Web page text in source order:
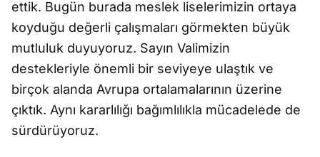
ettik. Bugün burada meslek liselerimizin ortaya
koyduğu değerli çalışmaları görmekten büyük
mutluluk duyuyoruz. Sayın Valimizin
destekleriyle önemli bir seviyeye ulaştık ve
birçok alanda Avrupa ortalamalarının üzerine
çıktık. Aynı kararlılığı bağımlılıkla mücadelede de
sürdürüyoruz.